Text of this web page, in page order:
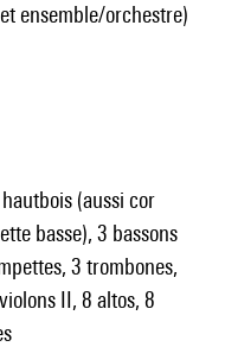
ensemble/orchestre)
(aussi cor
basse), 3 bassons
3 trombones,
II, 8 altos, 8